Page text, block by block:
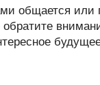
общается или